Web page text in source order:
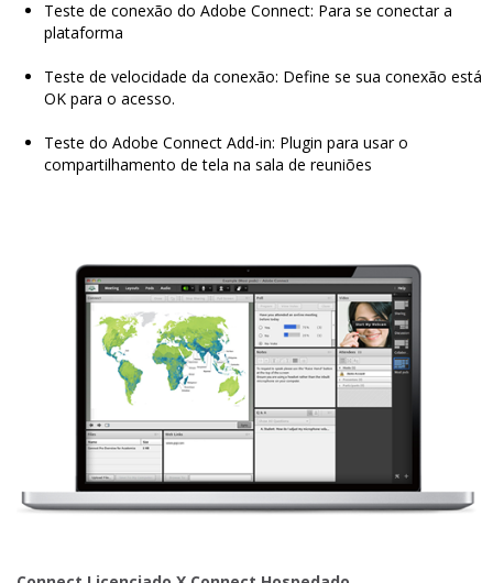
Teste de conexão do Adobe Connect: Para se conectar a
plataforma
Teste de velocidade da conexão: Define se sua conexão está
OK para o acesso.
Teste do Adobe Connect Add-in: Plugin para usar o
compartilhamento de tela na sala de reuniões